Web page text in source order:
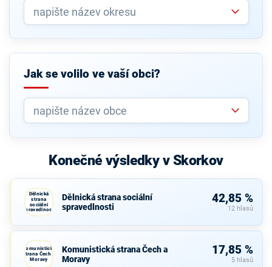
Jak se volilo ve vaší obci?
Konečné výsledky v Skorkov
Dělnická
strana
sociální
spravedlnosti
Dělnická strana sociální
spravedlnosti
42,85 %
12 hlasů
Komunistická
strana Čech a
Moravy
Komunistická strana Čech a
Moravy
17,85 %
5 hlasů